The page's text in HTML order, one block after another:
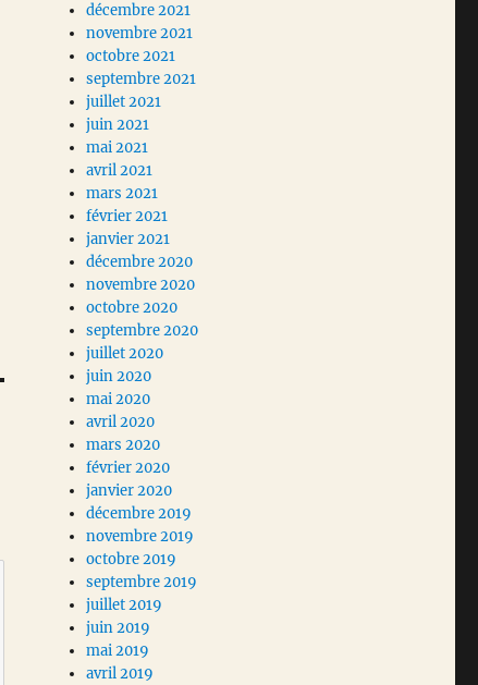
décembre 2021
novembre 2021
octobre 2021
septembre 2021
juillet 2021
juin 2021
mai 2021
avril 2021
mars 2021
février 2021
janvier 2021
décembre 2020
novembre 2020
octobre 2020
septembre 2020
juillet 2020
juin 2020
mai 2020
avril 2020
mars 2020
février 2020
janvier 2020
décembre 2019
novembre 2019
octobre 2019
septembre 2019
juillet 2019
juin 2019
mai 2019
avril 2019